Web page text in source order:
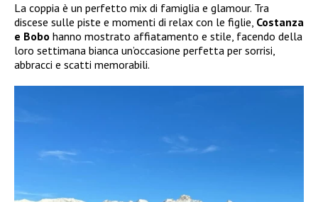
La coppia è un perfetto mix di famiglia e glamour. Tra
discese sulle piste e momenti di relax con le figlie, Costanza
e Bobo hanno mostrato affiatamento e stile, facendo della
loro settimana bianca un’occasione perfetta per sorrisi,
abbracci e scatti memorabili.